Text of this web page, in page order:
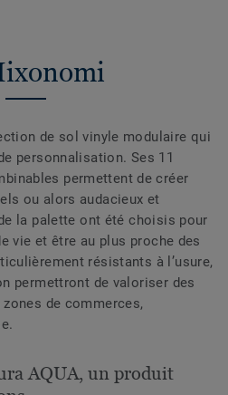
de sol vinyle modulaire qui
personnalisation. Ses 11
permettent de créer
ou alors audacieux et
la palette ont été choisis pour
vie et être au plus proche des
résistants à l’usure,
permettront de valoriser des
de commerces,
AQUA, un produit